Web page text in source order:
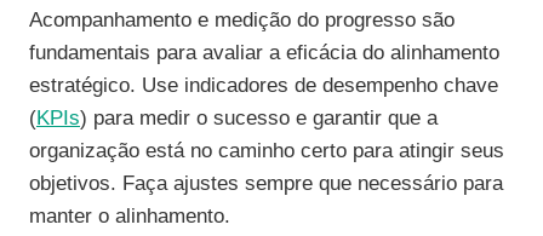
Acompanhamento e medição do progresso são
fundamentais para avaliar a eficácia do alinhamento
estratégico. Use indicadores de desempenho chave
(KPIs) para medir o sucesso e garantir que a
organização está no caminho certo para atingir seus
objetivos. Faça ajustes sempre que necessário para
manter o alinhamento.